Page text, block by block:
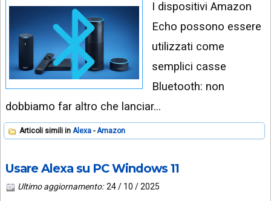
I dispositivi Amazon
Echo possono essere
utilizzati come
semplici casse
Bluetooth: non
dobbiamo far altro che lanciar…
Articoli simili in Alexa Amazon
Usare Alexa su PC Windows 11
Ultimo aggiornamento: 24 / 10 / 2025